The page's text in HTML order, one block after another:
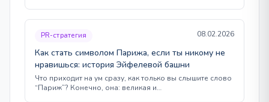
PR-стратегия 08.02.2026
Как стать символом Парижа, если ты никому не
нравишься: история Эйфелевой башни
Что приходит на ум сразу, как только вы слышите слово
“Париж”? Конечно, она: великая и…